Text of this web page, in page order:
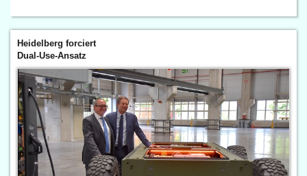
Heidelberg forciert
Dual-Use-Ansatz